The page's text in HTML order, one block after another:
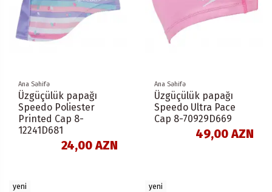
Ana Səhifə
Üzgüçülük papağı
Speedo Poliester
Printed Cap 8-
12241D681
24,00 AZN
Ana Səhifə
Üzgüçülük papağı
Speedo Ultra Pace
Cap 8-70929D669
49,00 AZN
yeni yeni